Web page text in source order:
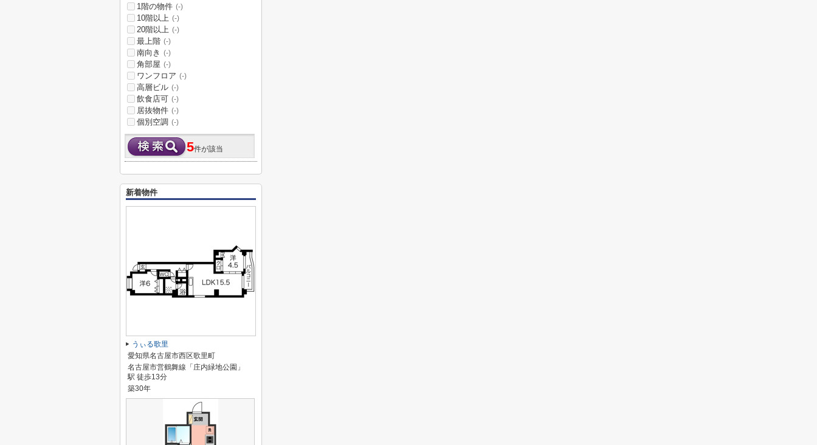
1階の物件 (-)
10階以上 (-)
20階以上 (-)
最上階 (-)
南向き (-)
角部屋 (-)
ワンフロア (-)
高層ビル (-)
飲食店可 (-)
居抜物件 (-)
個別空調 (-)
5件が該当
新着物件
うぃる歌里
愛知県名古屋市西区歌里町
名古屋市営鶴舞線「庄内緑地公園」
駅 徒歩13分
築30年